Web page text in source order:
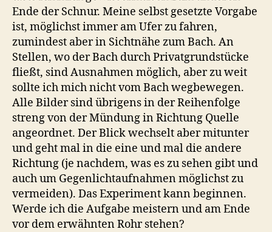
Ende der Schnur. Meine selbst gesetzte Vorgabe
ist, möglichst immer am Ufer zu fahren,
zumindest aber in Sichtnähe zum Bach. An
Stellen, wo der Bach durch Privatgrundstücke
fließt, sind Ausnahmen möglich, aber zu weit
sollte ich mich nicht vom Bach wegbewegen.
Alle Bilder sind übrigens in der Reihenfolge
streng von der Mündung in Richtung Quelle
angeordnet. Der Blick wechselt aber mitunter
und geht mal in die eine und mal die andere
Richtung (je nachdem, was es zu sehen gibt und
auch um Gegenlichtaufnahmen möglichst zu
vermeiden). Das Experiment kann beginnen.
Werde ich die Aufgabe meistern und am Ende
vor dem erwähnten Rohr stehen?